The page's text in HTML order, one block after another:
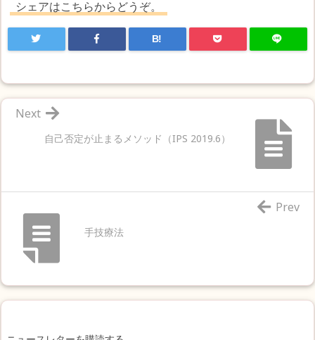
シェアはこちらからどうぞ。
B!
自己否定が止まるメソッド（IPS 2019.6）
Next
手技療法
Prev